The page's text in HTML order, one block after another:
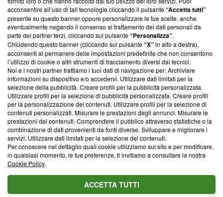
parte; Trust Project non ha ancora effettuato una verifica di
conformità agli standard.
Su di noi
Team editoriale
Corporate
Redazione
Informativa Privacy
Cookie Policy
Blasting SA, IDI CHE-247.845.224, Via Carlo Frasca, 3 - 6900
Lugano (Svizzera) Tel:+39 0690258937
© 2026 Blasting News
acconsentire all’uso di tali tecnologie cliccando il pulsante“Accetta tutti”
presente su questo banner oppure personalizzare le tue scelte, anche
eventualmente negando il consenso al trattamento dei dati personali da
parte dei partner terzi, cliccando sul pulsante“Personalizza”.
Chiudendo questo banner (cliccando sul pulsante“X”in alto a destra),
acconsenti al permanere delle impostazioni predefinite che non consentono
l’utilizzo di cookie o altri strumenti di tracciamento diversi dai tecnici.
Noi e i nostri partner trattiamo i tuoi dati di navigazione per: Archiviare
informazioni su dispositivo e/o accedervi. Utilizzare dati limitati per la
selezione della pubblicità. Creare profili per la pubblicità personalizzata.
Utilizzare profili per la selezione di pubblicità personalizzata. Creare profili
per la personalizzazione dei contenuti. Utilizzare profili per la selezione di
contenuti personalizzati. Misurare le prestazioni degli annunci. Misurare le
prestazioni dei contenuti. Comprendere il pubblico attraverso statistiche o la
combinazione di dati provenienti da fonti diverse. Sviluppare e migliorare i
servizi. Utilizzare dati limitati per la selezione dei contenuti.
Per conoscere nel dettaglio quali cookie utilizziamo sul sito e per modificare,
in qualsiasi momento, le tue preferenze, ti invitiamo a consultare la nostra
Cookie Policy.
ACCETTA TUTTI